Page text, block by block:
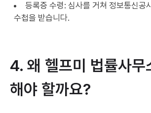
등록증 수령: 심사를 거쳐 정보통신공
수첩을 받습니다.
4. 왜 헬프미 법률사무
해야 할까요?